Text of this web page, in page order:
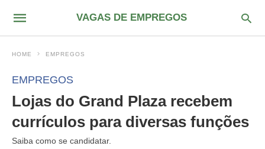
VAGAS DE EMPREGOS
HOME EMPREGOS
EMPREGOS
Lojas do Grand Plaza recebem
currículos para diversas funções
Saiba como se candidatar.